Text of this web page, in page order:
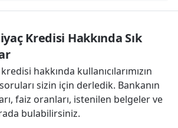
Kredisi Hakkında Sık
hakkında kullanıcılarımızın
sizin için derledik. Bankanın
faiz oranları, istenilen belgeler ve
bulabilirsiniz.